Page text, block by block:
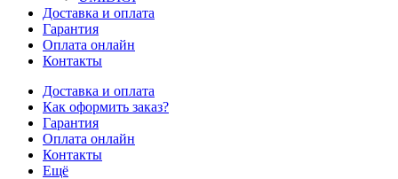
Доставка и оплата
Гарантия
Оплата онлайн
Контакты
Доставка и оплата
Как оформить заказ?
Гарантия
Оплата онлайн
Контакты
Ещё